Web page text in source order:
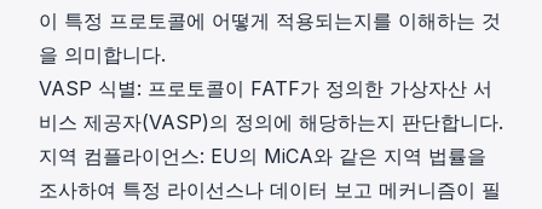
이 특정 프로토콜에 어떻게 적용되는지를 이해하는 것
을 의미합니다.
VASP 식별: 프로토콜이 FATF가 정의한 가상자산 서
비스 제공자(VASP)의 정의에 해당하는지 판단합니다.
지역 컴플라이언스: EU의 MiCA와 같은 지역 법률을
조사하여 특정 라이선스나 데이터 보고 메커니즘이 필